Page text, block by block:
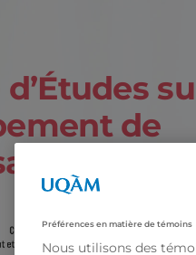
de
Famille
Préférences en matière de témoins
Nous utilisons des